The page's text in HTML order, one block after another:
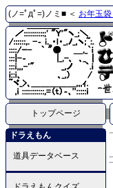
(ノ=ﾟдﾟ=)ノミ■ ＜ お年玉
トップページ
ドラえもん
道具データベース